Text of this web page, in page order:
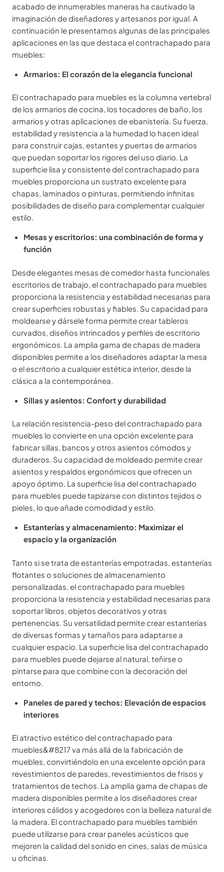
acabado de innumerables maneras ha cautivado la
imaginación de diseñadores y artesanos por igual. A
continuación le presentamos algunas de las principales
aplicaciones en las que destaca el contrachapado para
muebles:
Armarios: El corazón de la elegancia funcional
El contrachapado para muebles es la columna vertebral
de los armarios de cocina, los tocadores de baño, los
armarios y otras aplicaciones de ebanistería. Su fuerza,
estabilidad y resistencia a la humedad lo hacen ideal
para construir cajas, estantes y puertas de armarios
que puedan soportar los rigores del uso diario. La
superficie lisa y consistente del contrachapado para
muebles proporciona un sustrato excelente para
chapas, laminados o pinturas, permitiendo infinitas
posibilidades de diseño para complementar cualquier
estilo.
Mesas y escritorios: una combinación de forma y
función
Desde elegantes mesas de comedor hasta funcionales
escritorios de trabajo, el contrachapado para muebles
proporciona la resistencia y estabilidad necesarias para
crear superficies robustas y fiables. Su capacidad para
moldearse y dársele forma permite crear tableros
curvados, diseños intrincados y perfiles de escritorio
ergonómicos. La amplia gama de chapas de madera
disponibles permite a los diseñadores adaptar la mesa
o el escritorio a cualquier estética interior, desde la
clásica a la contemporánea.
Sillas y asientos: Confort y durabilidad
La relación resistencia-peso del contrachapado para
muebles lo convierte en una opción excelente para
fabricar sillas, bancos y otros asientos cómodos y
duraderos. Su capacidad de moldeado permite crear
asientos y respaldos ergonómicos que ofrecen un
apoyo óptimo. La superficie lisa del contrachapado
para muebles puede tapizarse con distintos tejidos o
pieles, lo que añade comodidad y estilo.
Estanterías y almacenamiento: Maximizar el
espacio y la organización
Tanto si se trata de estanterías empotradas, estanterías
flotantes o soluciones de almacenamiento
personalizadas, el contrachapado para muebles
proporciona la resistencia y estabilidad necesarias para
soportar libros, objetos decorativos y otras
pertenencias. Su versatilidad permite crear estanterías
de diversas formas y tamaños para adaptarse a
cualquier espacio. La superficie lisa del contrachapado
para muebles puede dejarse al natural, teñirse o
pintarse para que combine con la decoración del
entorno.
Paneles de pared y techos: Elevación de espacios
interiores
El atractivo estético del contrachapado para
muebles&#8217 va más allá de la fabricación de
muebles, convirtiéndolo en una excelente opción para
revestimientos de paredes, revestimientos de frisos y
tratamientos de techos. La amplia gama de chapas de
madera disponibles permite a los diseñadores crear
interiores cálidos y acogedores con la belleza natural de
la madera. El contrachapado para muebles también
puede utilizarse para crear paneles acústicos que
mejoren la calidad del sonido en cines, salas de música
u oficinas.